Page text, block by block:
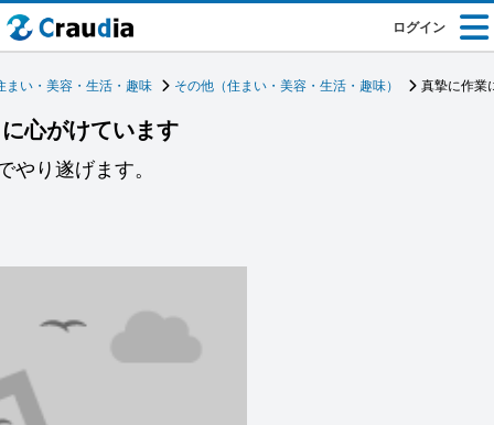
ログイン
まい・美容・生活・趣味 その他（住まい・美容・生活・趣味） 真摯に作業
心がけています
やり遂げます。